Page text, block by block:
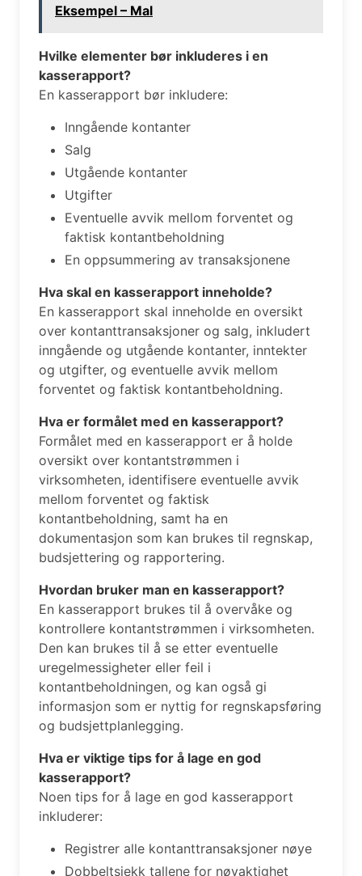
Eksempel – Mal
Hvilke elementer bør inkluderes i en
kasserapport?
En kasserapport bør inkludere:
Inngående kontanter
Salg
Utgående kontanter
Utgifter
Eventuelle avvik mellom forventet og
faktisk kontantbeholdning
En oppsummering av transaksjonene
Hva skal en kasserapport inneholde?
En kasserapport skal inneholde en oversikt
over kontanttransaksjoner og salg, inkludert
inngående og utgående kontanter, inntekter
og utgifter, og eventuelle avvik mellom
forventet og faktisk kontantbeholdning.
Hva er formålet med en kasserapport?
Formålet med en kasserapport er å holde
oversikt over kontantstrømmen i
virksomheten, identifisere eventuelle avvik
mellom forventet og faktisk
kontantbeholdning, samt ha en
dokumentasjon som kan brukes til regnskap,
budsjettering og rapportering.
Hvordan bruker man en kasserapport?
En kasserapport brukes til å overvåke og
kontrollere kontantstrømmen i virksomheten.
Den kan brukes til å se etter eventuelle
uregelmessigheter eller feil i
kontantbeholdningen, og kan også gi
informasjon som er nyttig for regnskapsføring
og budsjettplanlegging.
Hva er viktige tips for å lage en god
kasserapport?
Noen tips for å lage en god kasserapport
inkluderer:
Registrer alle kontanttransaksjoner nøye
Dobbeltsjekk tallene for nøyaktighet